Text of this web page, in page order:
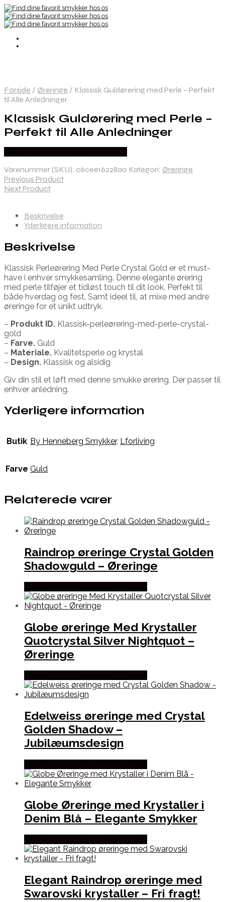
Forside / Øreringe / Klassisk Guldørering med Perle – Perfekt
til Alle Anledninger
Klassisk Guldørering med Perle –
Perfekt til Alle Anledninger
Varenummer (SKU): c6cee16228a0 Kategori: Øreringe
Previous Product
Next Product
Beskrivelse
Yderligere information
Beskrivelse
Klassisk Perleørering Med Perle Crystal Gold er et must-
have i enhver smykkesamling. Denne elegante ørering
med perle tilføjer et tidløst touch til dit look. Perfekt til
både hverdag og fest. Samt ideel til, at mixe med andre
øreringe for et unikt udtryk.
– Produkt ID. Klassisk-perleørering-med-perle-crystal-
gold
– Farve. Guld
– Materiale. Kvalitetsperle og krystal
– Design. Klassisk og alsidig
Giv din stil et løft med denne smukke ørering. Der passer til
enhver anledning.
Yderligere information
Butik By Henneberg Smykker, Lforliving
Farve Guld
Relaterede varer
Raindrop øreringe Crystal Golden
Shadowguld – Øreringe
Globe øreringe Med Krystaller
Quotcrystal Silver Nightquot –
Øreringe
Edelweiss øreringe med Crystal
Golden Shadow –
Jubilæumsdesign
Globe Øreringe med Krystaller i
Denim Blå – Elegante Smykker
Elegant Raindrop øreringe med
Swarovski krystaller – Fri fragt!